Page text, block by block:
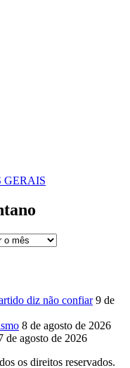
GERAIS
diz não confiar 9 de
8 de agosto de 2026
de agosto de 2026
os direitos reservados.